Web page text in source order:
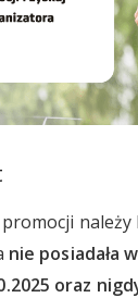
nie posiadała
oraz